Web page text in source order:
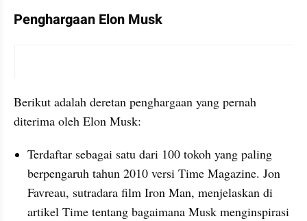
Penghargaan Elon Musk
Berikut adalah deretan penghargaan yang pernah
diterima oleh Elon Musk:
Terdaftar sebagai satu dari 100 tokoh yang paling
berpengaruh tahun 2010 versi Time Magazine. Jon
Favreau, sutradara film Iron Man, menjelaskan di
artikel Time tentang bagaimana Musk menginspirasi